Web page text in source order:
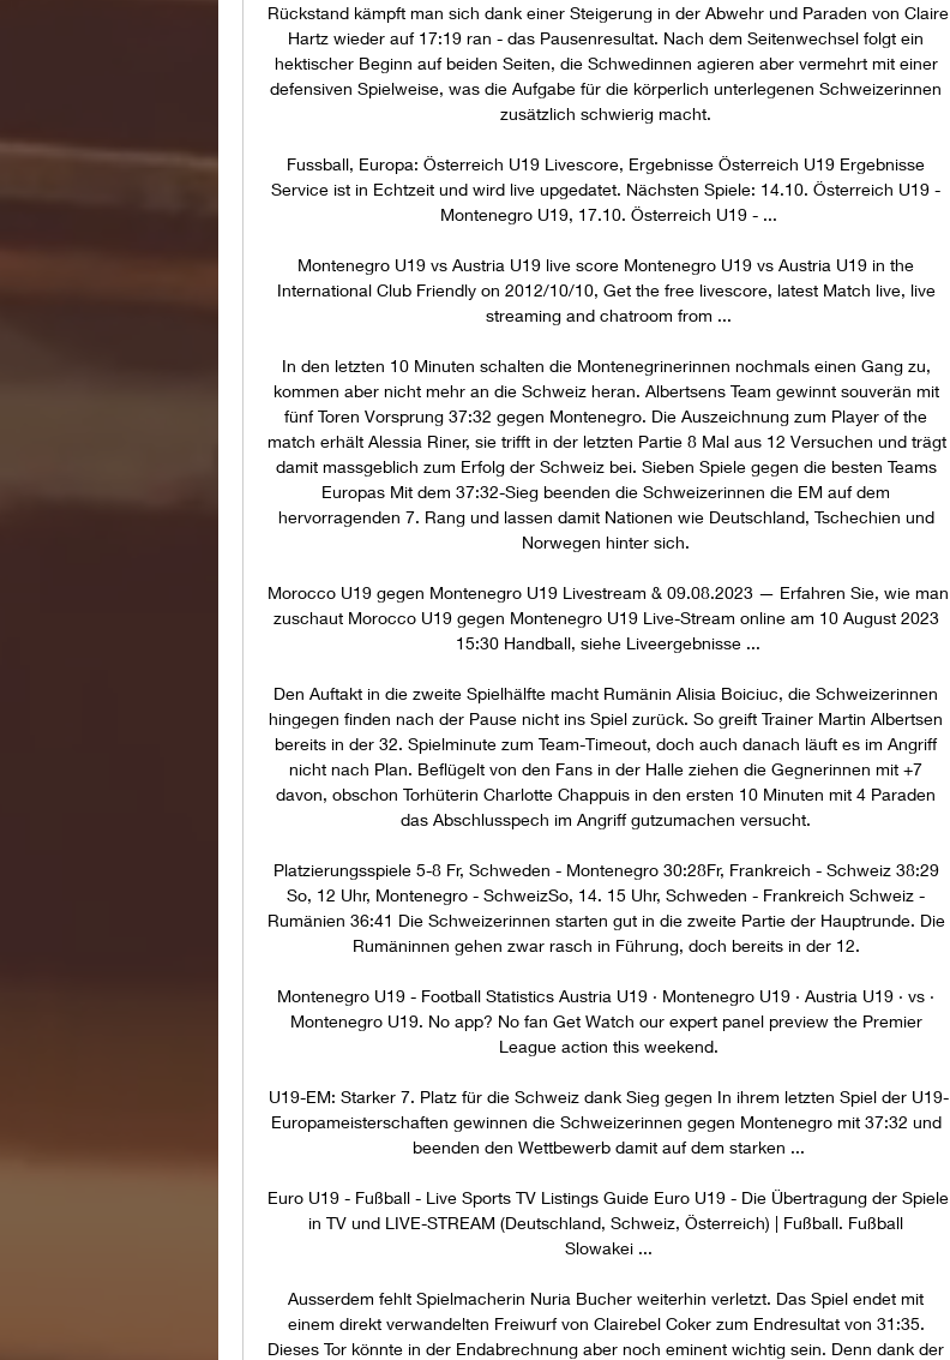
Rückstand kämpft man sich dank einer Steigerung in der Abwehr und Paraden von Claire
Hartz wieder auf 17:19 ran - das Pausenresultat. Nach dem Seitenwechsel folgt ein
hektischer Beginn auf beiden Seiten, die Schwedinnen agieren aber vermehrt mit einer
defensiven Spielweise, was die Aufgabe für die körperlich unterlegenen Schweizerinnen
zusätzlich schwierig macht.
Fussball, Europa: Österreich U19 Livescore, Ergebnisse Österreich U19 Ergebnisse
Service ist in Echtzeit und wird live upgedatet. Nächsten Spiele: 14.10. Österreich U19 -
Montenegro U19, 17.10. Österreich U19 - ...
Montenegro U19 vs Austria U19 live score Montenegro U19 vs Austria U19 in the
International Club Friendly on 2012/10/10, Get the free livescore, latest Match live, live
streaming and chatroom from ...
In den letzten 10 Minuten schalten die Montenegrinerinnen nochmals einen Gang zu,
kommen aber nicht mehr an die Schweiz heran. Albertsens Team gewinnt souverän mit
fünf Toren Vorsprung 37:32 gegen Montenegro. Die Auszeichnung zum Player of the
match erhält Alessia Riner, sie trifft in der letzten Partie 8 Mal aus 12 Versuchen und trägt
damit massgeblich zum Erfolg der Schweiz bei. Sieben Spiele gegen die besten Teams
Europas Mit dem 37:32-Sieg beenden die Schweizerinnen die EM auf dem
hervorragenden 7. Rang und lassen damit Nationen wie Deutschland, Tschechien und
Norwegen hinter sich.
Morocco U19 gegen Montenegro U19 Livestream & 09.08.2023 — Erfahren Sie, wie man
zuschaut Morocco U19 gegen Montenegro U19 Live-Stream online am 10 August 2023
15:30 Handball, siehe Liveergebnisse ...
Den Auftakt in die zweite Spielhälfte macht Rumänin Alisia Boiciuc, die Schweizerinnen
hingegen finden nach der Pause nicht ins Spiel zurück. So greift Trainer Martin Albertsen
bereits in der 32. Spielminute zum Team-Timeout, doch auch danach läuft es im Angriff
nicht nach Plan. Beflügelt von den Fans in der Halle ziehen die Gegnerinnen mit +7
davon, obschon Torhüterin Charlotte Chappuis in den ersten 10 Minuten mit 4 Paraden
das Abschlusspech im Angriff gutzumachen versucht.
Platzierungsspiele 5-8 Fr, Schweden - Montenegro 30:28Fr, Frankreich - Schweiz 38:29
So, 12 Uhr, Montenegro - SchweizSo, 14. 15 Uhr, Schweden - Frankreich Schweiz -
Rumänien 36:41 Die Schweizerinnen starten gut in die zweite Partie der Hauptrunde. Die
Rumäninnen gehen zwar rasch in Führung, doch bereits in der 12.
Montenegro U19 - Football Statistics Austria U19 · Montenegro U19 · Austria U19 · vs ·
Montenegro U19. No app? No fan Get Watch our expert panel preview the Premier
League action this weekend.
U19-EM: Starker 7. Platz für die Schweiz dank Sieg gegen In ihrem letzten Spiel der U19-
Europameisterschaften gewinnen die Schweizerinnen gegen Montenegro mit 37:32 und
beenden den Wettbewerb damit auf dem starken ...
Euro U19 - Fußball - Live Sports TV Listings Guide Euro U19 - Die Übertragung der Spiele
in TV und LIVE-STREAM (Deutschland, Schweiz, Österreich) | Fußball. Fußball
Slowakei ...
Ausserdem fehlt Spielmacherin Nuria Bucher weiterhin verletzt. Das Spiel endet mit
einem direkt verwandelten Freiwurf von Clairebel Coker zum Endresultat von 31:35.
Dieses Tor könnte in der Endabrechnung aber noch eminent wichtig sein. Denn dank der